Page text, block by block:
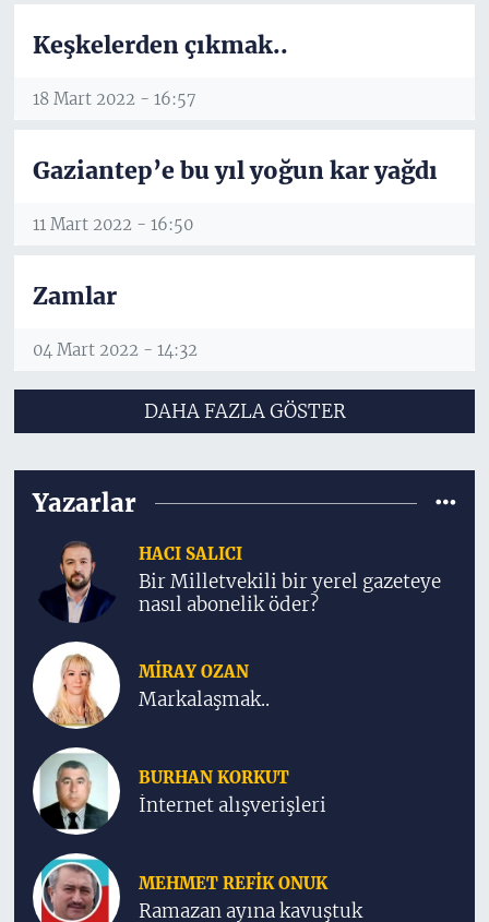
Keşkelerden çıkmak..
18 Mart 2022 - 16:57
Gaziantep’e bu yıl yoğun kar yağdı
11 Mart 2022 - 16:50
Zamlar
04 Mart 2022 - 14:32
DAHA FAZLA GÖSTER
Yazarlar
HACI SALICI
Bir Milletvekili bir yerel gazeteye
nasıl abonelik öder?
MIRAY OZAN
Markalaşmak..
BURHAN KORKUT
İnternet alışverişleri
MEHMET REFIK ONUK
Ramazan ayına kavuştuk